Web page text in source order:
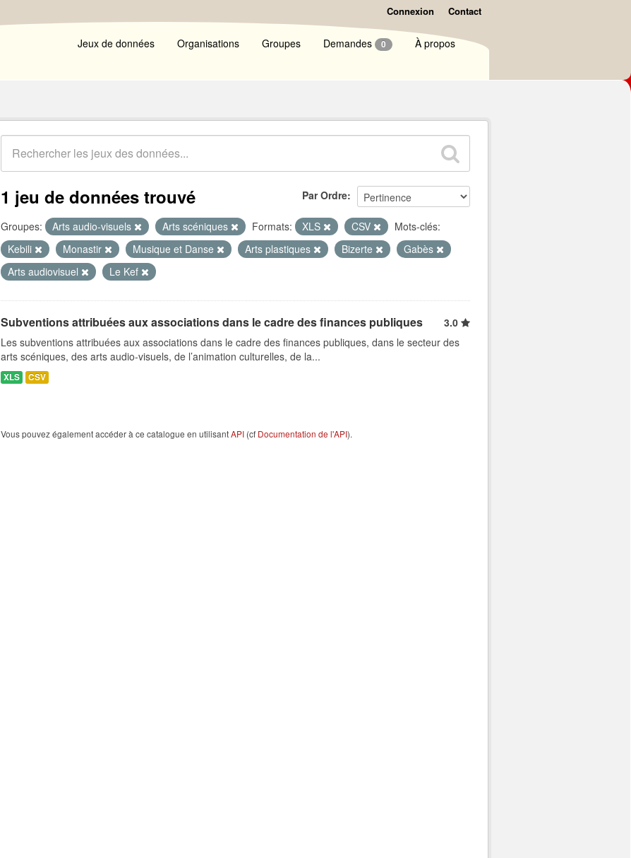
Connexion Contact
Jeux de données Organisations Groupes Demandes 0 À propos
Par Ordre
1 jeu de données trouvé
Groupes: Arts audio-visuels Arts scéniques Formats: XLS CSV
Mots-clés:
Kebili
Monastir Musique et Danse Arts plastiques Bizerte
Gabès
Arts audiovisuel
Le Kef
Subventions attribuées aux associations dans le cadre des finances publiques
3.0
Les subventions attribuées aux associations dans le cadre des finances publiques, dans le secteur des
arts scéniques, des arts audio-visuels, de l’animation culturelles, de la...
XLS CSV
Vous pouvez également accéder à ce catalogue en utilisantAPI (cf Documentation de l'API).